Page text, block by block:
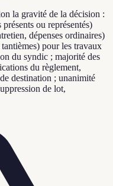
la gravité de la décision :
ou représentés)
dépenses ordinaires)
pour les travaux
du syndic ; majorité des
du règlement,
destination ; unanimité
de lot,